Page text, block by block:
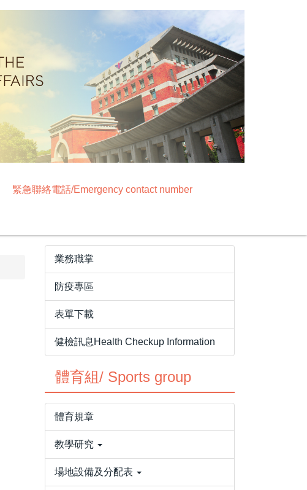
緊急聯絡電話/Emergency contact number
業務職掌
防疫專區
表單下載
健檢訊息Health Checkup Information
體育組/ Sports group
體育規章
教學研究
場地設備及分配表